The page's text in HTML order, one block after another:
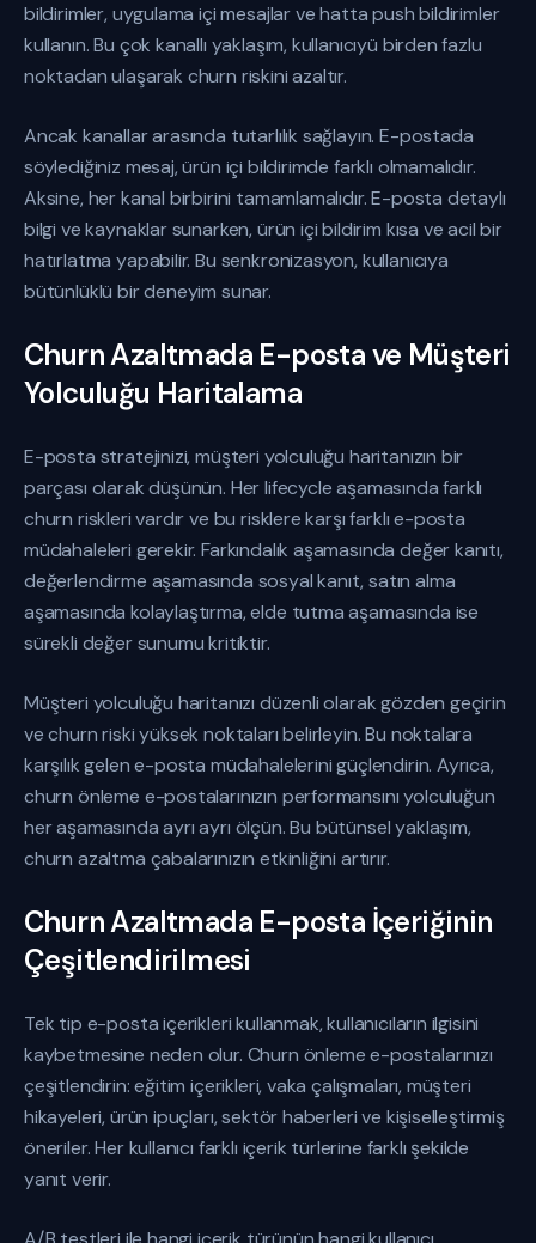
bildirimler, uygulama içi mesajlar ve hatta push bildirimler
kullanın. Bu çok kanallı yaklaşım, kullanıcıyü birden fazlu
noktadan ulaşarak churn riskini azaltır.
Ancak kanallar arasında tutarlılık sağlayın. E-postada
söylediğiniz mesaj, ürün içi bildirimde farklı olmamalıdır.
Aksine, her kanal birbirini tamamlamalıdır. E-posta detaylı
bilgi ve kaynaklar sunarken, ürün içi bildirim kısa ve acil bir
hatırlatma yapabilir. Bu senkronizasyon, kullanıcıya
bütünlüklü bir deneyim sunar.
Churn Azaltmada E-posta ve Müşteri
Yolculuğu Haritalama
E-posta stratejinizi, müşteri yolculuğu haritanızın bir
parçası olarak düşünün. Her lifecycle aşamasında farklı
churn riskleri vardır ve bu risklere karşı farklı e-posta
müdahaleleri gerekir. Farkındalık aşamasında değer kanıtı,
değerlendirme aşamasında sosyal kanıt, satın alma
aşamasında kolaylaştırma, elde tutma aşamasında ise
sürekli değer sunumu kritiktir.
Müşteri yolculuğu haritanızı düzenli olarak gözden geçirin
ve churn riski yüksek noktaları belirleyin. Bu noktalara
karşılık gelen e-posta müdahalelerini güçlendirin. Ayrıca,
churn önleme e-postalarınızın performansını yolculuğun
her aşamasında ayrı ayrı ölçün. Bu bütünsel yaklaşım,
churn azaltma çabalarınızın etkinliğini artırır.
Churn Azaltmada E-posta İçeriğinin
Çeşitlendirilmesi
Tek tip e-posta içerikleri kullanmak, kullanıcıların ilgisini
kaybetmesine neden olur. Churn önleme e-postalarınızı
çeşitlendirin: eğitim içerikleri, vaka çalışmaları, müşteri
hikayeleri, ürün ipuçları, sektör haberleri ve kişiselleştirmiş
öneriler. Her kullanıcı farklı içerik türlerine farklı şekilde
yanıt verir.